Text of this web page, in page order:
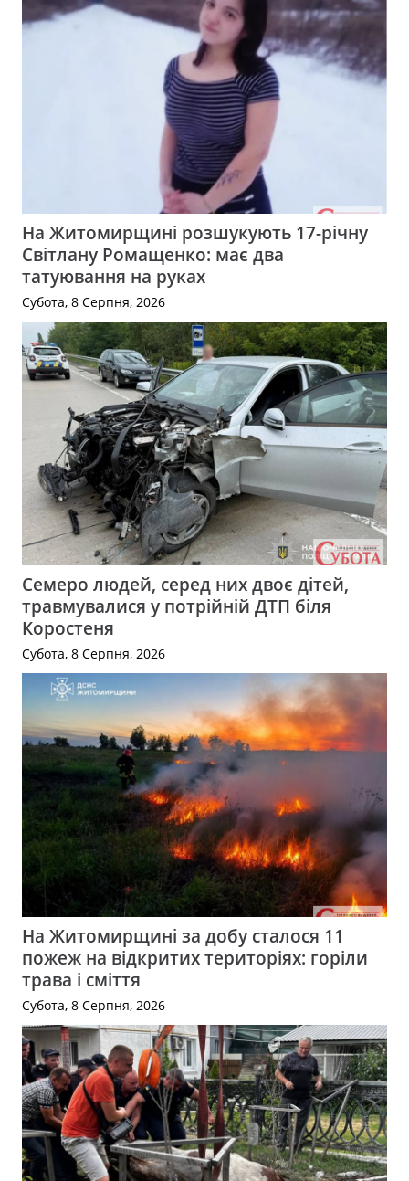
На Житомирщині розшукують 17-річну
Світлану Ромащенко: має два
татуювання на руках
Субота, 8 Серпня, 2026
Семеро людей, серед них двоє дітей,
травмувалися у потрійній ДТП біля
Коростеня
Субота, 8 Серпня, 2026
На Житомирщині за добу сталося 11
пожеж на відкритих територіях: горіли
трава і сміття
Субота, 8 Серпня, 2026